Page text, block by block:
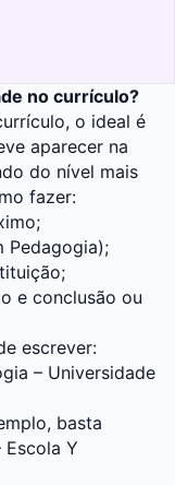
no currículo?
o ideal é
aparecer na
do nível mais
fazer:
Pedagogia);
e conclusão ou
escrever:
– Universidade
basta
Escola Y